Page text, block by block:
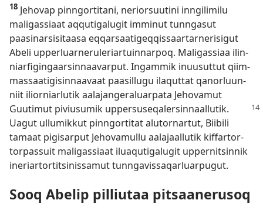
18 Jehovap pin­ngor­titani, neriorsuutini in­ngilimilu
maligas­siaat aq­qutigalugit im­minut tun­ngasut
paasinarsisitaasa eq­qarsaatigeq­qis­saar­tar­nerisigut
Abeli up­perluar­neruleriar­tuin­nar­poq. Maligas­siaa ilin­
niarfigingaarsin­naavar­put. Ingam­mik inuusut­tut qiim­
mas­saatigisin­naavaat paasil­lugu ilaqut­tat qanorluun­
niit ilior­niarlutik aalajangeraluar­pata Jehovamut
Guutimut piviusumik up­persuseqalersin­naal­lutik.
Uagut ul­lumik­kut pin­ngor­titat alutor­nar­tut, Biibili
tamaat pigisar­put Jehovamul­lu aalajaal­lutik kif­far­tor­
tor­pas­suit maligas­siaat iluaqutigalugit up­per­nitsin­nik
ineriar­tor­titsinis­samut tun­ngavis­saqarluar­pugut.
Sooq Abelip pilliutaa pitsaanerusoq